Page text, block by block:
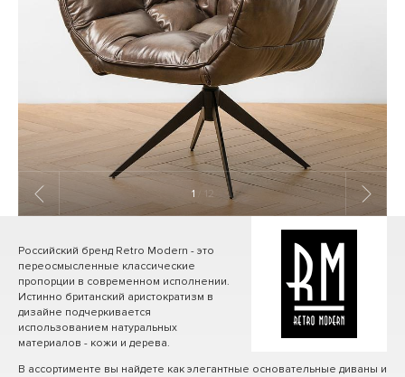
1 / 12
Российский бренд Retro Modern - это
переосмысленные классические
пропорции в современном исполнении.
Истинно британский аристократизм в
дизайне подчеркивается
использованием натуральных
материалов - кожи и дерева.
В ассортименте вы найдете как элегантные основательные диваны и